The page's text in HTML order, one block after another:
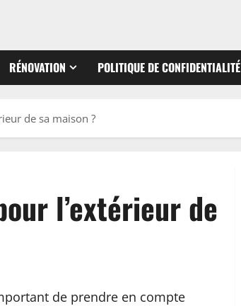
RÉNOVATION POLITIQUE DE CONFIDENTIALITÉ
de sa maison ?
l’extérieur de
de prendre en compte